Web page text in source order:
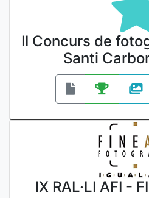
II Concurs de
Santi
IX RAL·LI AFI -